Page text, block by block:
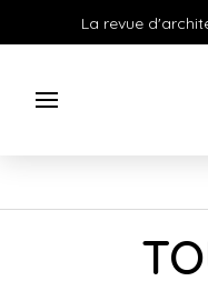
La revue